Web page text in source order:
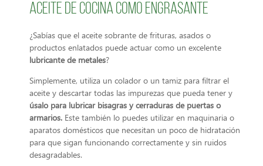
Aceite de cocina como engrasante
¿Sabías que el aceite sobrante de frituras, asados o
productos enlatados puede actuar como un excelente
lubricante de metales?
Simplemente, utiliza un colador o un tamiz para filtrar el
aceite y descartar todas las impurezas que pueda tener y
úsalo para lubricar bisagras y cerraduras de puertas o
armarios. Este también lo puedes utilizar en maquinaria o
aparatos domésticos que necesitan un poco de hidratación
para que sigan funcionando correctamente y sin ruidos
desagradables.